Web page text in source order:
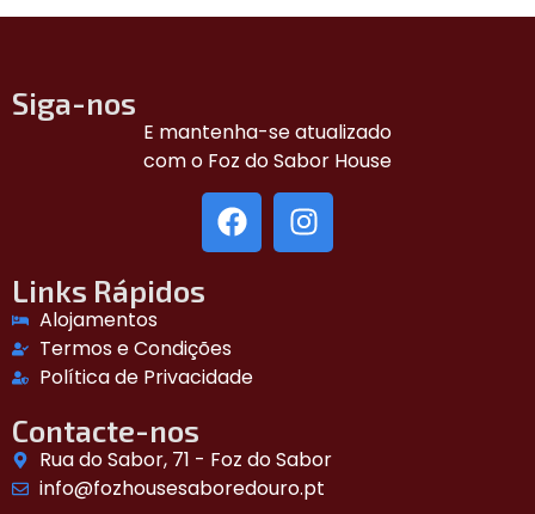
Siga-nos
E mantenha-se atualizado
com o Foz do Sabor House
Links Rápidos
Alojamentos
Termos e Condições
Política de Privacidade
Contacte-nos
Rua do Sabor, 71 - Foz do Sabor
info@fozhousesaboredouro.pt